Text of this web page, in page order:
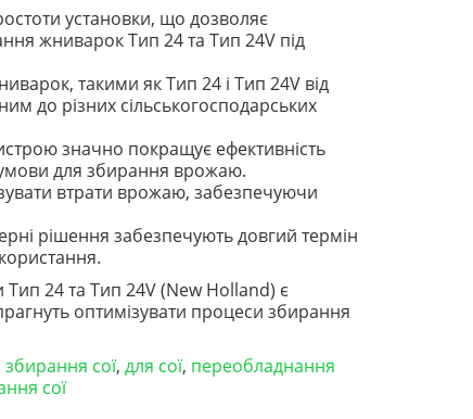
установки, що дозволяє
жниварок Тип 24 та Тип 24V під
такими як Тип 24 і Тип 24V від
до різних сільськогосподарських
значно покращує ефективність
для збирання врожаю.
втрати врожаю, забезпечуючи
рішення забезпечують довгий термін
24 та Тип 24V (New Holland) є
оптимізувати процеси збирання
сої, для сої, переобладнання
сої